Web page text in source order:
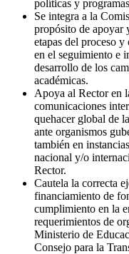
políticas y
Se integra a la
propósito de apoyar
etapas del proceso
en el seguimiento e
desarrollo de los
académicas.
Apoya al Rector en
comunicaciones
quehacer global de
ante organismos
también en
nacional y/o
Rector.
Cautela la correcta
financiamiento de
cumplimiento en la
requerimientos de
Ministerio de
Consejo para la